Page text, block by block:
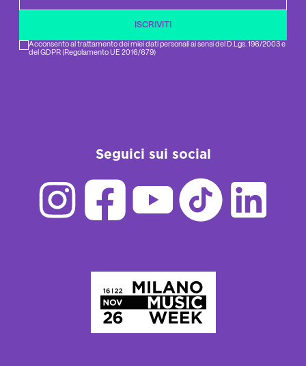
ISCRIVITI
Acconsento al trattamento dei miei dati personali ai sensi del D.Lgs. 196/2003 e
del GDPR (Regolamento UE 2016/679)
Seguici sui social